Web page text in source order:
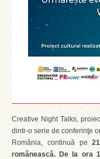
Creative Night Talks,
dintr-o serie de conferinţe
România, continuă pe
românească. De la ora